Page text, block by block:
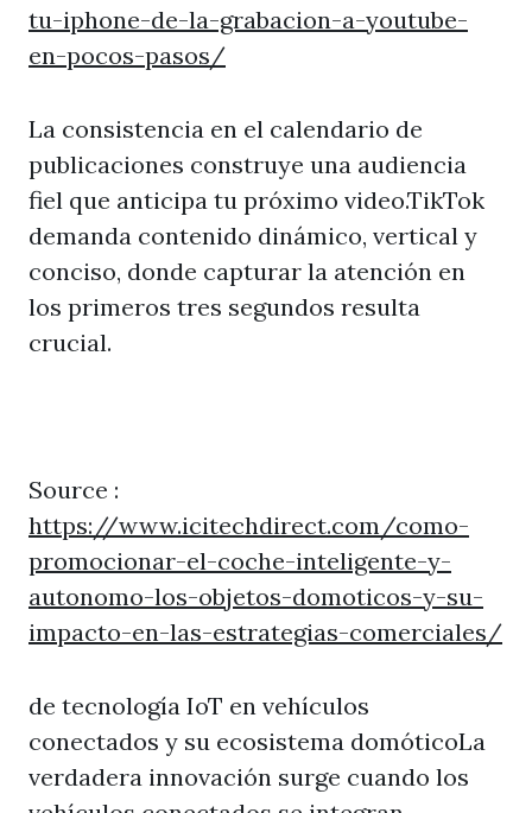
tu-iphone-de-la-grabacion-a-youtube-
en-pocos-pasos/
La consistencia en el calendario de
publicaciones construye una audiencia
fiel que anticipa tu próximo video.TikTok
demanda contenido dinámico, vertical y
conciso, donde capturar la atención en
los primeros tres segundos resulta
crucial.
Source :
https://www.icitechdirect.com/como-
promocionar-el-coche-inteligente-y-
autonomo-los-objetos-domoticos-y-su-
impacto-en-las-estrategias-comerciales/
de tecnología IoT en vehículos
conectados y su ecosistema domóticoLa
verdadera innovación surge cuando los